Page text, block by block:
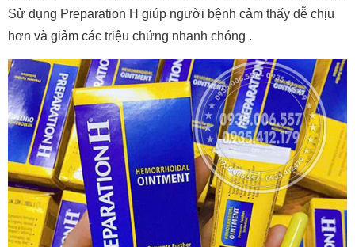
Sử dụng Preparation H giúp người bệnh cảm thấy dễ chịu
hơn và giảm các triệu chứng nhanh chóng .